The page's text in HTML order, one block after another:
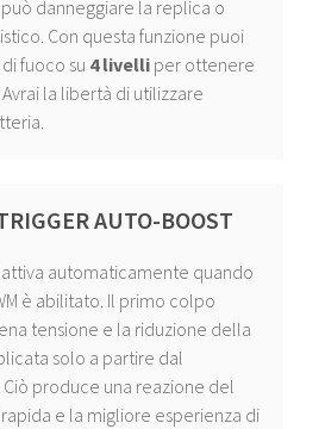
danneggiare la replica o
Con questa funzione puoi
fuoco su 4 livelli per ottenere
la libertà di utilizzare
AUTO-BOOST
attiva automaticamente quando
è abilitato. Il primo colpo
tensione e la riduzione della
solo a partire dal
. Ciò produce una reazione del
e la migliore esperienza di